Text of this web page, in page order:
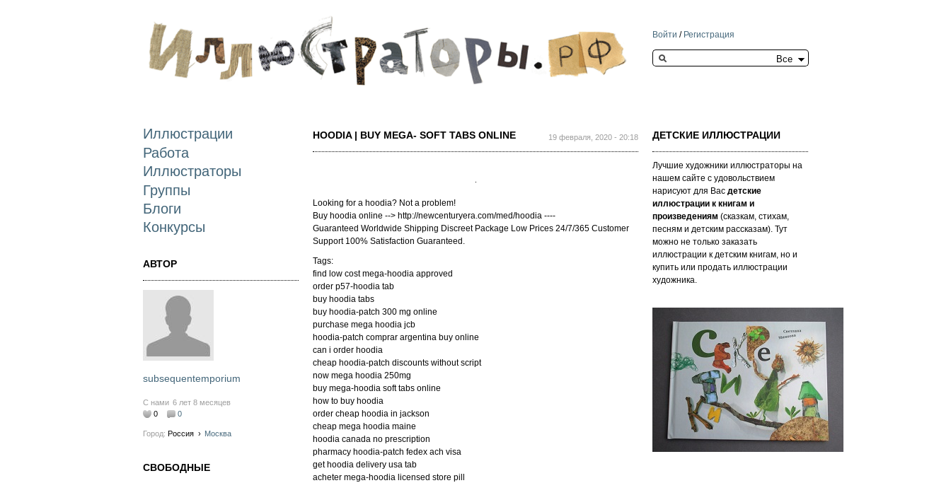
Войти / Регистрация
Search this site
Иллюстрации
Работа
Иллюстраторы
Группы
Блоги
Конкурсы
АВТОР
subsequentemporium
С нами 6 лет 8 месяцев
0
0
Город: Россия › Москва
СВОБОДНЫЕ
19 февраля, 2020 - 20:18
HOODIA | BUY MEGA- SOFT TABS ONLINE
Looking for a hoodia? Not a problem!
Buy hoodia online --> http://newcenturyera.com/med/hoodia ----
Guaranteed Worldwide Shipping Discreet Package Low Prices 24/7/365 Customer
Support 100% Satisfaction Guaranteed.
Tags:
find low cost mega-hoodia approved
order p57-hoodia tab
buy hoodia tabs
buy hoodia-patch 300 mg online
purchase mega hoodia jcb
hoodia-patch comprar argentina buy online
can i order hoodia
cheap hoodia-patch discounts without script
now mega hoodia 250mg
buy mega-hoodia soft tabs online
how to buy hoodia
order cheap hoodia in jackson
cheap mega hoodia maine
hoodia canada no prescription
pharmacy hoodia-patch fedex ach visa
get hoodia delivery usa tab
acheter mega-hoodia licensed store pill
ДЕТСКИЕ ИЛЛЮСТРАЦИИ
Лучшие художники иллюстраторы на
нашем сайте с удовольствием
нарисуют для Вас детские
иллюстрации к книгам и
произведениям (сказкам, стихам,
песням и детским рассказам). Тут
можно не только заказать
иллюстрации к детским книгам, но и
купить или продать иллюстрации
художника.